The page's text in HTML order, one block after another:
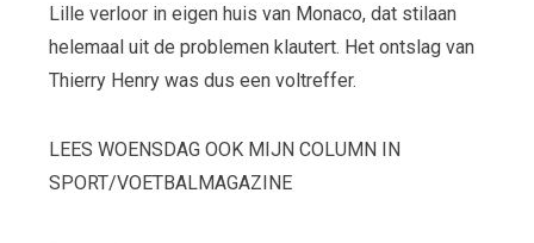
Lille verloor in eigen huis van Monaco, dat stilaan
helemaal uit de problemen klautert. Het ontslag van
Thierry Henry was dus een voltreffer.
LEES WOENSDAG OOK MIJN COLUMN IN
SPORT/VOETBALMAGAZINE